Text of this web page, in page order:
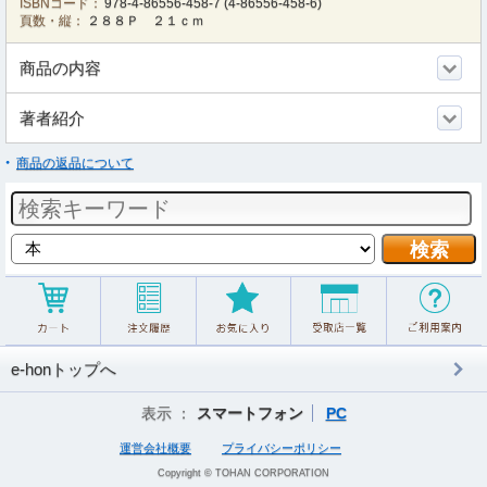
ISBNコード： 978-4-86556-458-7 (4-86556-458-6)
頁数・縦：
２８８Ｐ ２１ｃｍ
商品の内容
著者紹介
商品の返品について
e-honトップへ
表示 ： スマートフォン PC
運営会社概要 プライバシーポリシー
Copyright © TOHAN CORPORATION